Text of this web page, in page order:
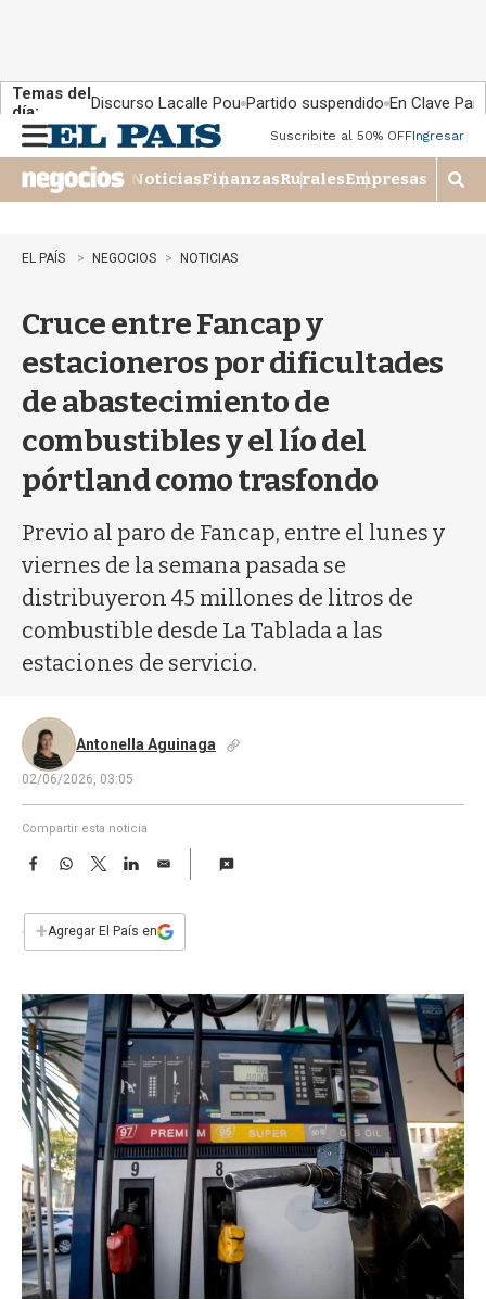
Temas del
día:
Discurso Lacalle Pou Partido suspendido En Clave País
n
u
Suscribite al 50% OFFIngresar
NoticiasFinanzasRuralesEmpresas
M
o
EL PAÍS NEGOCIOS NOTICIAS
Cruce entre Fancap y
estacioneros por dificultades
de abastecimiento de
combustibles y el lío del
pórtland como trasfondo
Previo al paro de Fancap, entre el lunes y
viernes de la semana pasada se
distribuyeron 45 millones de litros de
combustible desde La Tablada a las
estaciones de servicio.
Antonella Aguinaga
02/06/2026, 03:05
Compartir esta noticia
F
e
b
k
W
s
p
T
w
t
L
n
E
i
l
+Agregar El País en